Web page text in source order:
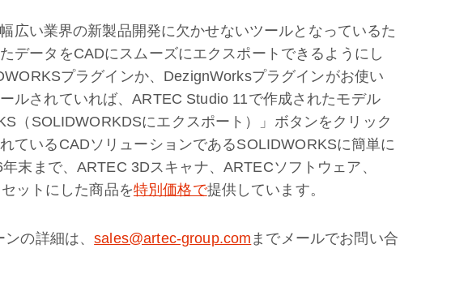
広い業界の新製品開発に欠かせないツールとなっているた
データをCADにスムーズにエクスポートできるようにし
プラグインか、DezignWorksプラグインがお使い
ルされていれば、ARTEC Studio 11で作成されたモデル
（SOLIDWORKDSにエクスポート）」ボタンをクリック
ているCADソリューションであるSOLIDWORKSに簡単に
末まで、ARTEC 3Dスキャナ、ARTECソフトウェア、
ットにした商品を特別価格で提供しています。
ンの詳細は、sales@artec-group.com までメールでお問い合